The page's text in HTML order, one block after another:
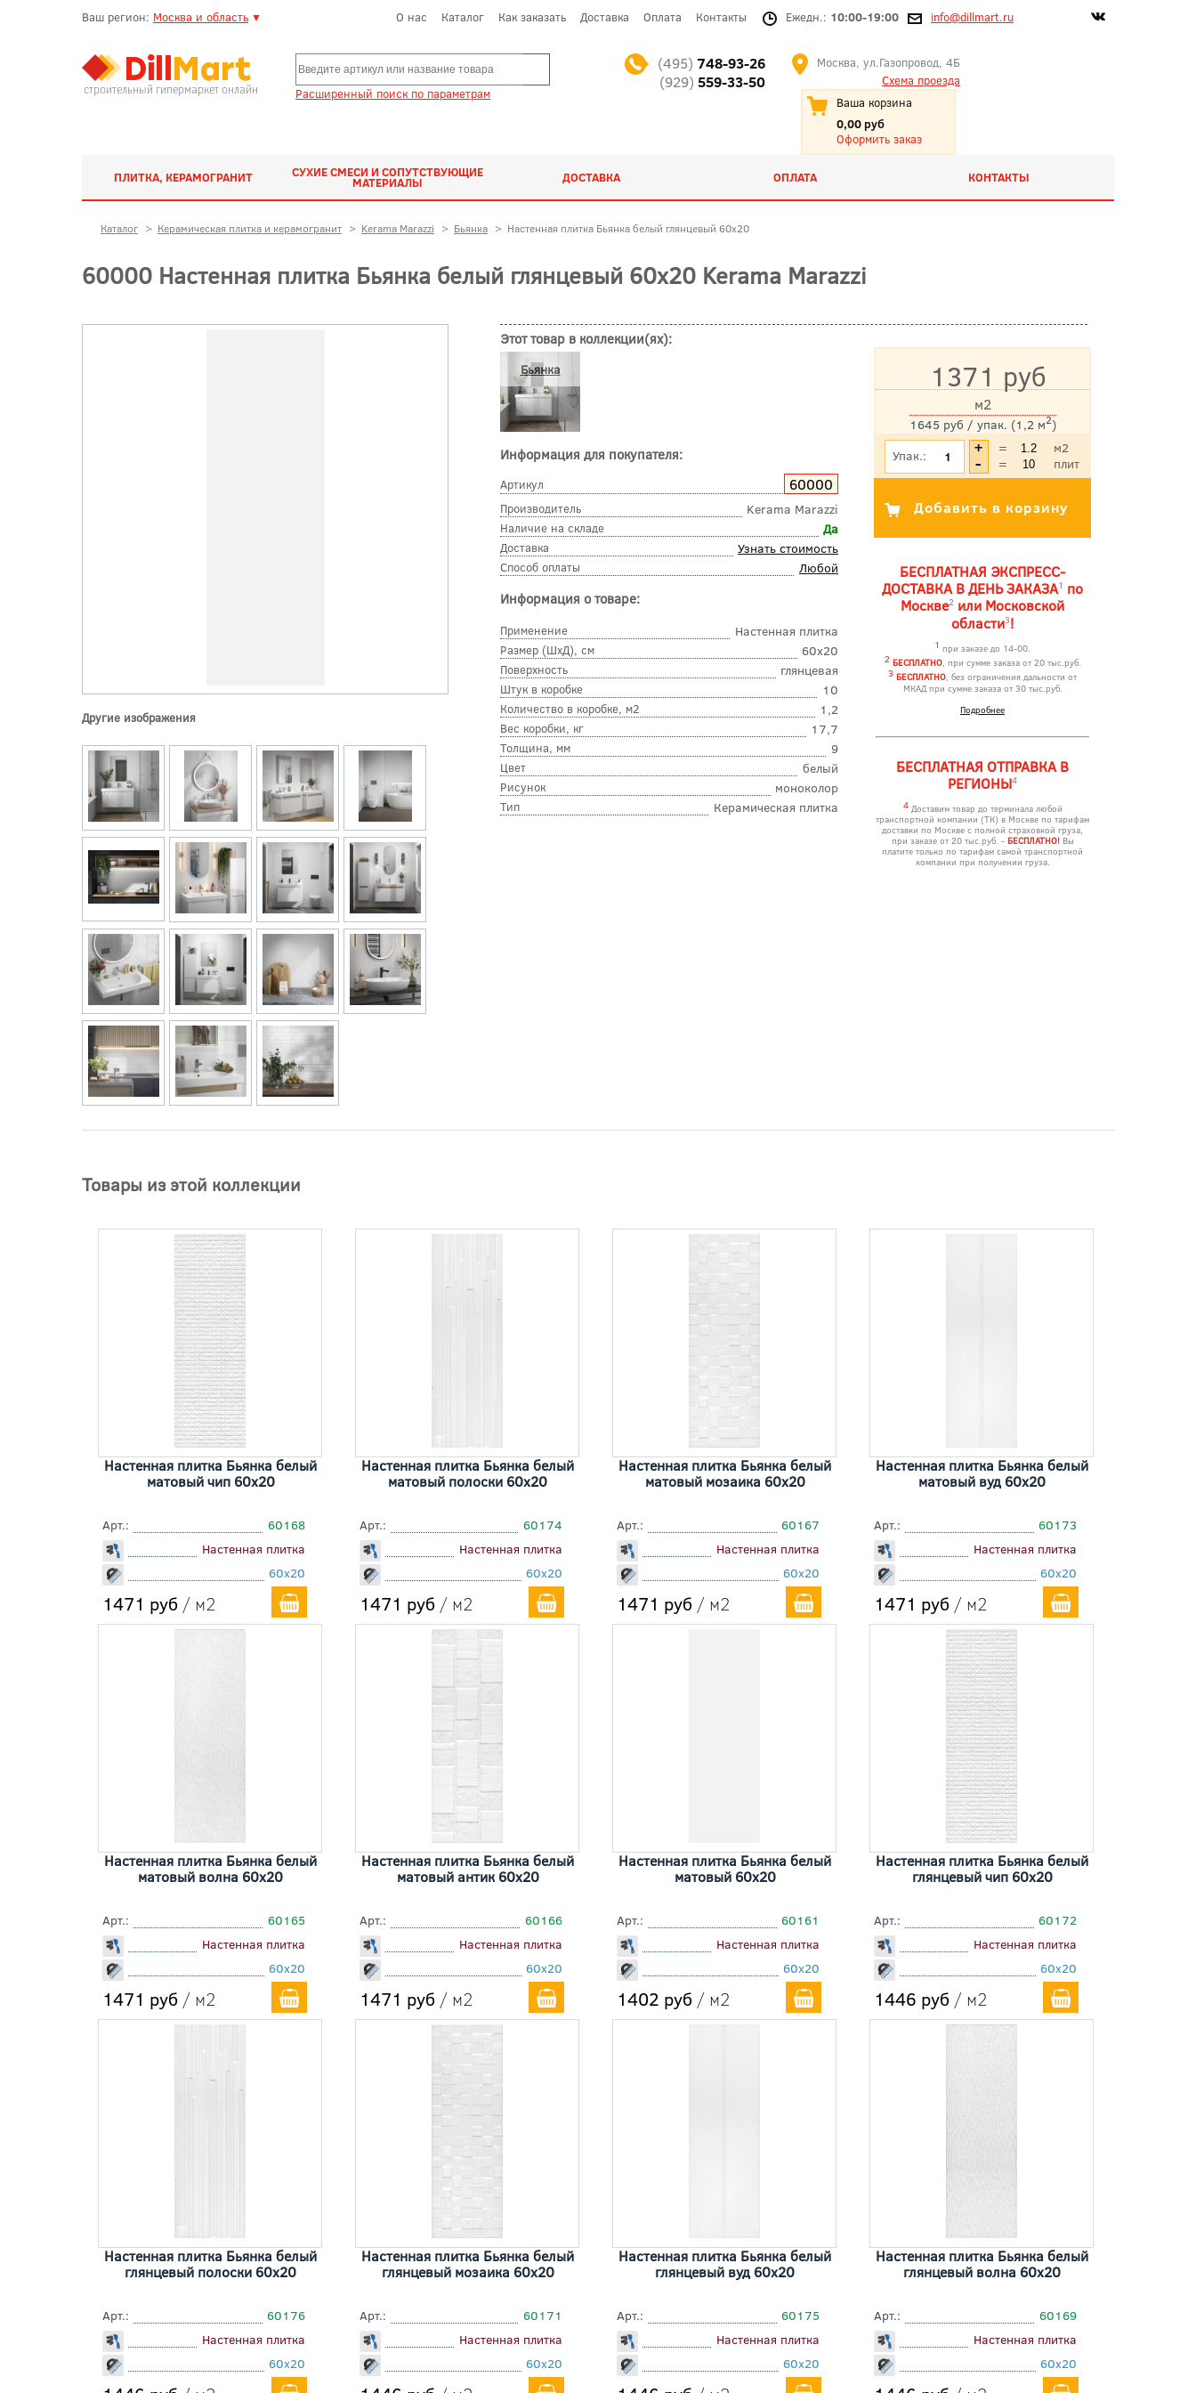
Ваш регион: Москва и область ▼ О нас Каталог Как заказать Доставка Оплата Контакты Ежедн.: 10:00-19:00 info@dillmart.ru
строительный гипермаркет онлайн Расширенный поиск по параметрам
(495) 748-93-26
(929) 559-33-50
Москва, ул.Газопровод, 4Б
Схема проезда
Ваша корзина
0,00 руб
Оформить заказ
ПЛИТКА, КЕРАМОГРАНИТ СУХИЕ СМЕСИ И СОПУТСТВУЮЩИЕ
МАТЕРИАЛЫ ДОСТАВКА ОПЛАТА КОНТАКТЫ
Каталог > Керамическая плитка и керамогранит > Kerama Marazzi > Бьянка > Настенная плитка Бьянка белый глянцевый 60x20
60000 Настенная плитка Бьянка белый глянцевый 60x20 Kerama Marazzi
Другие изображения
Этот товар в коллекции(ях):
Бьянка
Информация для покупателя:
Артикул 60000
Производитель Kerama Marazzi
Наличие на складе Да
Доставка Узнать стоимость
Способ оплаты Любой
Информация о товаре:
Применение Настенная плитка
Размер (ШхД), см 60x20
Поверхность глянцевая
Штук в коробке 10
Количество в коробке, м2 1,2
Вес коробки, кг 17,7
Толщина, мм 9
Цвет белый
Рисунок моноколор
Тип Керамическая плитка
1371 руб
1645 руб / упак. (1,2 м2)
м2
*Цена указана с учетом НДС
Упак.: =
м2
=
плит
БЕСПЛАТНАЯ ЭКСПРЕСС-
ДОСТАВКА В ДЕНЬ ЗАКАЗА1 по
Москве2 или Московской
области3!
1 при заказе до 14-00.
2 БЕСПЛАТНО, при сумме заказа от 20 тыс.руб.
3 БЕСПЛАТНО, без ограничения дальности от
МКАД при сумме заказа от 30 тыс.руб.
Подробнее
БЕСПЛАТНАЯ ОТПРАВКА В
РЕГИОНЫ4
4Доставим товар до терминала любой
транспортной компании (ТК) в Москве по тарифам
доставки по Москве с полной страховкой груза,
при заказе от 20 тыс.руб. - БЕСПЛАТНО!Вы
платите только по тарифам самой транспортной
компании при получении груза.
Товары из этой коллекции
Настенная плитка Бьянка белый
матовый чип 60x20
Арт.:
60168
Настенная плитка
60x20
1471 руб / м2
Настенная плитка Бьянка белый
матовый полоски 60x20
Арт.:
60174
Настенная плитка
60x20
1471 руб / м2
Настенная плитка Бьянка белый
матовый мозаика 60x20
Арт.:
60167
Настенная плитка
60x20
1471 руб / м2
Настенная плитка Бьянка белый
матовый вуд 60x20
Арт.:
60173
Настенная плитка
60x20
1471 руб / м2
Настенная плитка Бьянка белый
матовый волна 60x20
Арт.:
60165
Настенная плитка
60x20
1471 руб / м2
Настенная плитка Бьянка белый
матовый антик 60x20
Арт.:
60166
Настенная плитка
60x20
1471 руб / м2
Настенная плитка Бьянка белый
матовый 60x20
Арт.:
60161
Настенная плитка
60x20
1402 руб / м2
Настенная плитка Бьянка белый
глянцевый чип 60x20
Арт.:
60172
Настенная плитка
60x20
1446 руб / м2
Настенная плитка Бьянка белый
глянцевый полоски 60x20
Арт.:
60176
Настенная плитка
60x20
Настенная плитка Бьянка белый
глянцевый мозаика 60x20
Арт.:
60171
Настенная плитка
60x20
Настенная плитка Бьянка белый
глянцевый вуд 60x20
Арт.:
60175
Настенная плитка
60x20
Настенная плитка Бьянка белый
глянцевый волна 60x20
Арт.:
60169
Настенная плитка
60x20